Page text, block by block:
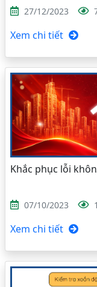
27/12/2023
Xem chi tiết
Khắc phục lỗi
07/10/2023
Xem chi tiết